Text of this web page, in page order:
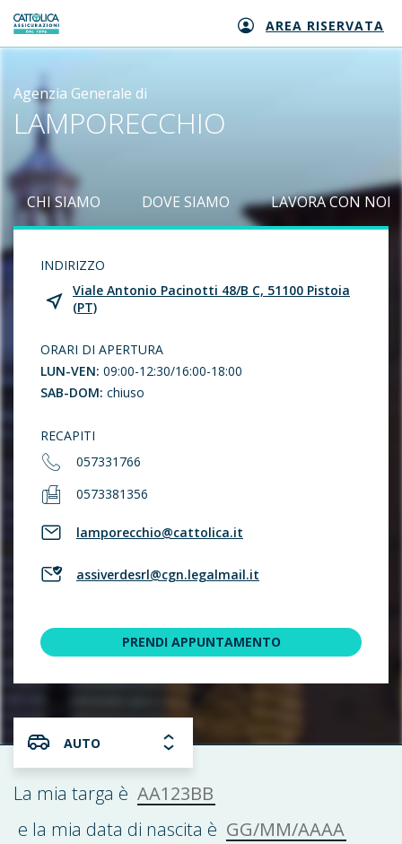
Generali logo AREA RISERVATA
Agenzia Generale di
LAMPORECCHIO
CHI SIAMO DOVE SIAMO LAVORA CON NOI
INDIRIZZO
Viale Antonio Pacinotti 48/B C, 51100 Pistoia
(PT)
ORARI DI APERTURA
LUN-VEN: 09:00-12:30/16:00-18:00
SAB-DOM: chiuso
RECAPITI
057331766
0573381356
lamporecchio@cattolica.it
assiverdesrl@cgn.legalmail.it
PRENDI APPUNTAMENTO
AUTO
La mia targa è AA123BB
e la mia data di nascita è GG/MM/AAAA